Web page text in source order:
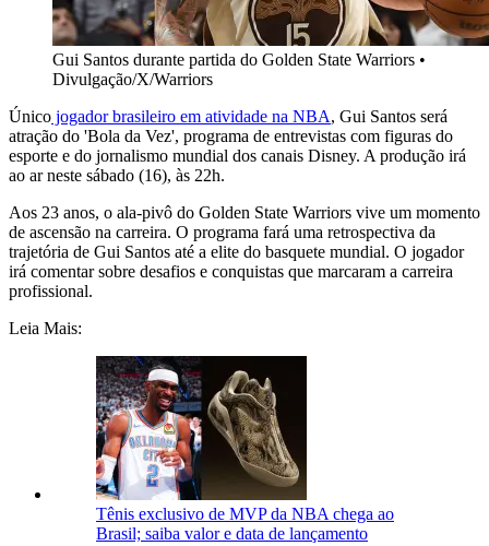
Gui Santos durante partida do Golden State Warriors •
Divulgação/X/Warriors
Único jogador brasileiro em atividade na NBA, Gui Santos será
atração do 'Bola da Vez', programa de entrevistas com figuras do
esporte e do jornalismo mundial dos canais Disney. A produção irá
ao ar neste sábado (16), às 22h.
Aos 23 anos, o ala-pivô do Golden State Warriors vive um momento
de ascensão na carreira. O programa fará uma retrospectiva da
trajetória de Gui Santos até a elite do basquete mundial. O jogador
irá comentar sobre desafios e conquistas que marcaram a carreira
profissional.
Leia Mais:
Tênis exclusivo de MVP da NBA chega ao
Brasil; saiba valor e data de lançamento